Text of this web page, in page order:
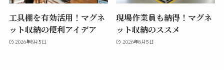
工具棚を有効活用！マグネ
ット収納の便利アイデア
2026年8月5日
現場作業員も納得！マグネ
ット収納のススメ
2026年8月5日